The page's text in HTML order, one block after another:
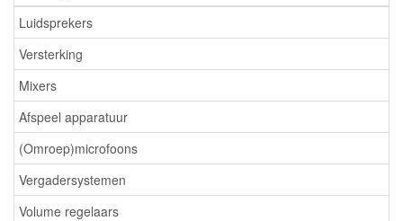
Luidsprekers
Versterking
Mixers
Afspeel apparatuur
(Omroep)microfoons
Vergadersystemen
Volume regelaars